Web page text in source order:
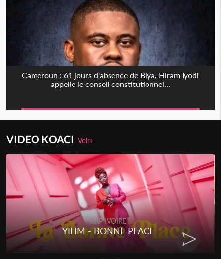
Cameroun : 61 jours d'absence de Biya, Hiram Iyodi
appelle le conseil constitutionnel...
VIDEO KOACIVoir+
RAP IVOIRE
YILIM - BONNE PLACE